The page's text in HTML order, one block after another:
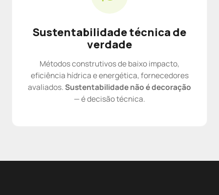
Sustentabilidade técnica de
verdade
Métodos construtivos de baixo impacto,
eficiência hídrica e energética, fornecedores
avaliados.Sustentabilidade não é decoração
— é decisão técnica.